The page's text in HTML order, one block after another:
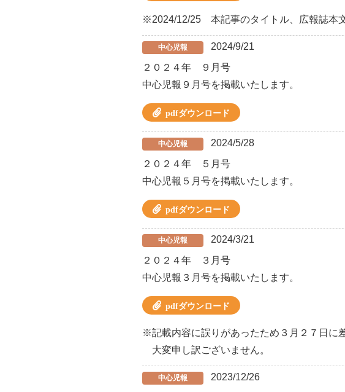
※2024/12/25 本記事のタイトル、広報誌本
中心児報
2024/9/21
２０２４年 ９月号
中心児報９月号を掲載いたします。
pdfダウンロード
中心児報
2024/5/28
２０２４年 ５月号
中心児報５月号を掲載いたします。
pdfダウンロード
中心児報
2024/3/21
２０２４年 ３月号
中心児報３月号を掲載いたします。
pdfダウンロード
※記載内容に誤りがあったため３月２７日に
大変申し訳ございません。
中心児報
2023/12/26